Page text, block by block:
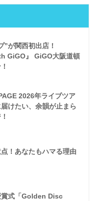
”が関西初出店！
GiGO』 GiGO大阪道頓
2026年ライブツア
けたい、余韻が止まら
！あなたもハマる理由
賞式「Golden Disc